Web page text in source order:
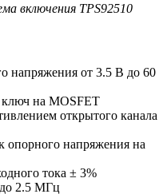
включения TPS92510
напряжения от 3.5 В до 60
на MOSFET
открытого канала
опорного напряжения на
тока ± 3%
до 2.5 МГц